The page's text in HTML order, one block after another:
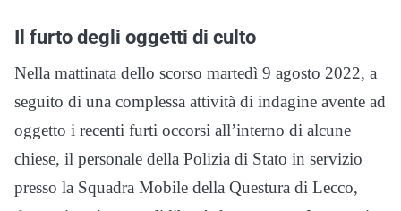
Il furto degli oggetti di culto
Nella mattinata dello scorso martedì 9 agosto 2022, a
seguito di una complessa attività di indagine avente ad
oggetto i recenti furti occorsi all’interno di alcune
chiese, il personale della Polizia di Stato in servizio
presso la Squadra Mobile della Questura di Lecco,